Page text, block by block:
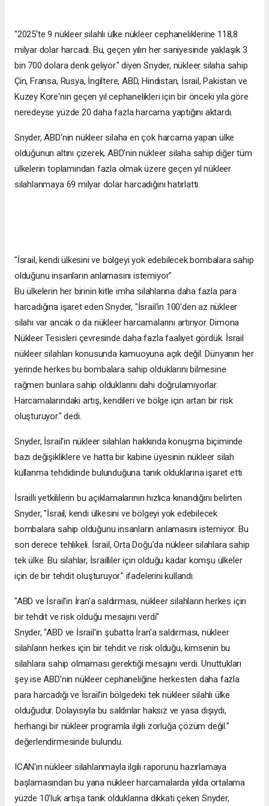
"2025'te 9 nükleer silahlı ülke nükleer cephaneliklerine 118,8
milyar dolar harcadı. Bu, geçen yılın her saniyesinde yaklaşık 3
bin 700 dolara denk geliyor." diyen Snyder, nükleer silaha sahip
Çin, Fransa, Rusya, İngiltere, ABD, Hindistan, İsrail, Pakistan ve
Kuzey Kore'nin geçen yıl cephanelikleri için bir önceki yıla göre
neredeyse yüzde 20 daha fazla harcama yaptığını aktardı.
Snyder, ABD'nin nükleer silaha en çok harcama yapan ülke
olduğunun altını çizerek, ABD'nin nükleer silaha sahip diğer tüm
ülkelerin toplamından fazla olmak üzere geçen yıl nükleer
silahlanmaya 69 milyar dolar harcadığını hatırlattı.
"İsrail, kendi ülkesini ve bölgeyi yok edebilecek bombalara sahip
olduğunu insanların anlamasını istemiyor"
Bu ülkelerin her birinin kitle imha silahlarına daha fazla para
harcadığına işaret eden Snyder, "İsrail'in 100'den az nükleer
silahı var ancak o da nükleer harcamalarını artırıyor. Dimona
Nükleer Tesisleri çevresinde daha fazla faaliyet gördük. İsrail
nükleer silahları konusunda kamuoyuna açık değil. Dünyanın her
yerinde herkes bu bombalara sahip olduklarını bilmesine
rağmen bunlara sahip olduklarını dahi doğrulamıyorlar.
Harcamalarındaki artış, kendileri ve bölge için artan bir risk
oluşturuyor." dedi.
Snyder, İsrail'in nükleer silahları hakkında konuşma biçiminde
bazı değişikliklere ve hatta bir kabine üyesinin nükleer silah
kullanma tehdidinde bulunduğuna tanık olduklarına işaret etti.
İsrailli yetkililerin bu açıklamalarının hızlıca kınandığını belirten
Snyder, "İsrail, kendi ülkesini ve bölgeyi yok edebilecek
bombalara sahip olduğunu insanların anlamasını istemiyor. Bu
son derece tehlikeli. İsrail, Orta Doğu'da nükleer silahlara sahip
tek ülke. Bu silahlar, İsrailliler için olduğu kadar komşu ülkeler
için de bir tehdit oluşturuyor." ifadelerini kullandı.
"ABD ve İsrail'in İran'a saldırması, nükleer silahların herkes için
bir tehdit ve risk olduğu mesajını verdi"
Snyder, "ABD ve İsrail'in şubatta İran'a saldırması, nükleer
silahların herkes için bir tehdit ve risk olduğu, kimsenin bu
silahlara sahip olmaması gerektiği mesajını verdi. Unuttukları
şey ise ABD'nin nükleer cephaneliğine herkesten daha fazla
para harcadığı ve İsrail'in bölgedeki tek nükleer silahlı ülke
olduğudur. Dolayısıyla bu saldırılar haksız ve yasa dışıydı,
herhangi bir nükleer programla ilgili zorluğa çözüm değil."
değerlendirmesinde bulundu.
ICAN'ın nükleer silahlanmayla ilgili raporunu hazırlamaya
başlamasından bu yana nükleer harcamalarda yılda ortalama
yüzde 10'luk artışa tanık olduklarına dikkati çeken Snyder,